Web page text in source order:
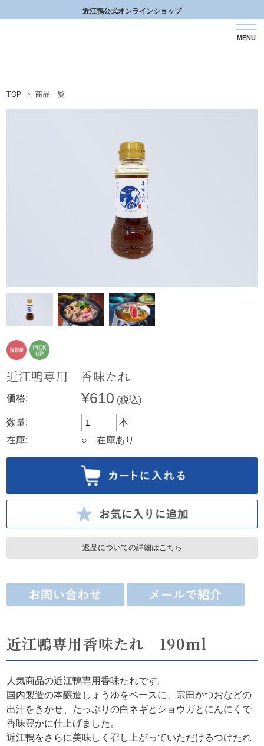
近江鴨公式オンラインショップ
TOP 商品一覧
近江鴨専用 香味たれ
価格: ¥610 (税込)
数量:
本
在庫:
○ 在庫あり
返品についての詳細はこちら
近江鴨専用香味たれ 190ml
人気商品の近江鴨専用香味たれです。
国内製造の本醸造しょうゆをベースに、宗田かつおなどの
出汁をきかせ、たっぷりの白ネギとショウガとにんにくで
香味豊かに仕上げました。
近江鴨をさらに美味しく召し上がっていただけるつけたれ